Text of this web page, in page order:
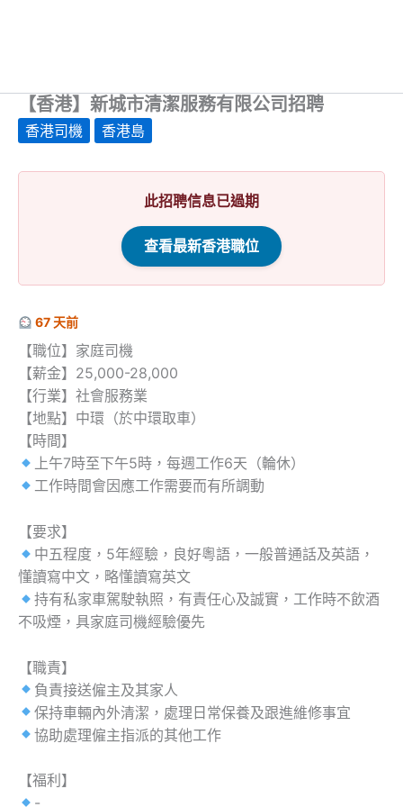
【香港】新城市清潔服務有限公司招聘
香港司機 香港島
此招聘信息已過期
查看最新香港職位
67 天前
【職位】家庭司機
【薪金】25,000-28,000
【行業】社會服務業
【地點】中環（於中環取車）
【時間】
上午7時至下午5時，每週工作6天（輪休）
工作時間會因應工作需要而有所調動
【要求】
中五程度，5年經驗，良好粵語，一般普通話及英語，
懂讀寫中文，略懂讀寫英文
持有私家車駕駛執照，有責任心及誠實，工作時不飲酒
不吸煙，具家庭司機經驗優先
【職責】
負責接送僱主及其家人
保持車輛內外清潔，處理日常保養及跟進維修事宜
協助處理僱主指派的其他工作
【福利】
-